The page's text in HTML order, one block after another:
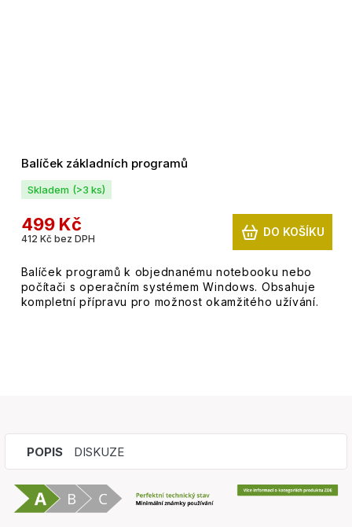
Balíček základních programů
Skladem (>3 ks)
412 Kč bez DPH
499 Kč DO KOŠÍKU
Balíček programů k objednanému notebooku nebo
počítači s operačním systémem Windows. Obsahuje
kompletní přípravu pro možnost okamžitého užívání.
POPIS DISKUZE